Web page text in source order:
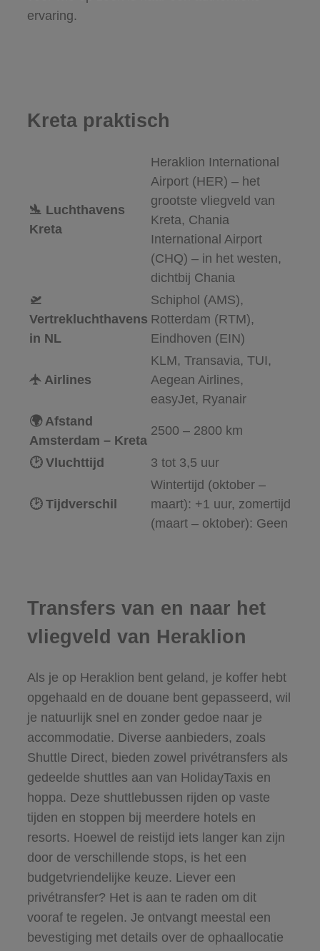
ervaring.
Kreta praktisch
🛬 Luchthavens
Kreta
Heraklion International
Airport (HER) – het
grootste vliegveld van
Kreta, Chania
International Airport
(CHQ) – in het westen,
dichtbij Chania
🛫
Vertrekluchthavens
in NL
Schiphol (AMS),
Rotterdam (RTM),
Eindhoven (EIN)
🛧 Airlines
KLM, Transavia, TUI,
Aegean Airlines,
easyJet, Ryanair
🌍 Afstand
Amsterdam – Kreta
2500 – 2800 km
🕑 Vluchttijd 3 tot 3,5 uur
🕑 Tijdverschil
Wintertijd (oktober –
maart): +1 uur, zomertijd
(maart – oktober): Geen
Transfers van en naar het
vliegveld van Heraklion
Als je op Heraklion bent geland, je koffer hebt
opgehaald en de douane bent gepasseerd, wil
je natuurlijk snel en zonder gedoe naar je
accommodatie. Diverse aanbieders, zoals
Shuttle Direct, bieden zowel privétransfers als
gedeelde shuttles aan van HolidayTaxis en
hoppa. Deze shuttlebussen rijden op vaste
tijden en stoppen bij meerdere hotels en
resorts. Hoewel de reistijd iets langer kan zijn
door de verschillende stops, is het een
budgetvriendelijke keuze. Liever een
privétransfer? Het is aan te raden om dit
vooraf te regelen. Je ontvangt meestal een
bevestiging met details over de ophaallocatie